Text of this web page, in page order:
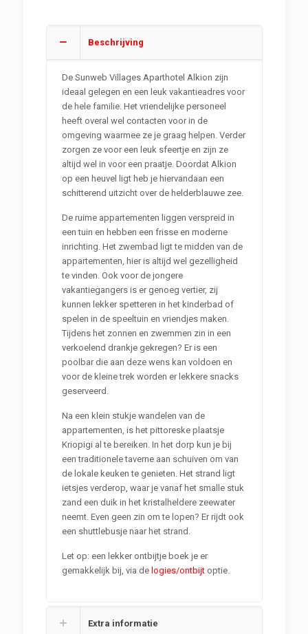
Beschrijving
De Sunweb Villages Aparthotel Alkion zijn
ideaal gelegen en een leuk vakantieadres voor
de hele familie. Het vriendelijke personeel
heeft overal wel contacten voor in de
omgeving waarmee ze je graag helpen. Verder
zorgen ze voor een leuk sfeertje en zijn ze
altijd wel in voor een praatje. Doordat Alkion
op een heuvel ligt heb je hiervandaan een
schitterend uitzicht over de helderblauwe zee.
De ruime appartementen liggen verspreid in
een tuin en hebben een frisse en moderne
inrichting. Het zwembad ligt te midden van de
appartementen, hier is altijd wel gezelligheid
te vinden. Ook voor de jongere
vakantiegangers is er genoeg vertier, zij
kunnen lekker spetteren in het kinderbad of
spelen in de speeltuin en vriendjes maken.
Tijdens het zonnen en zwemmen zin in een
verkoelend drankje gekregen? Er is een
poolbar die aan deze wens kan voldoen en
voor de kleine trek worden er lekkere snacks
geserveerd.
Na een klein stukje wandelen van de
appartementen, is het pittoreske plaatsje
Kriopigi al te bereiken. In het dorp kun je bij
een traditionele taverne aan schuiven om van
de lokale keuken te genieten. Het strand ligt
ietsjes verderop, waar je vanaf het smalle stuk
zand een duik in het kristalheldere zeewater
neemt. Even geen zin om te lopen? Er rijdt ook
een shuttlebusje naar het strand.
Let op: een lekker ontbijtje boek je er
gemakkelijk bij, via de logies/ontbijt optie.
Extra informatie